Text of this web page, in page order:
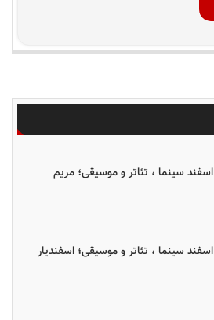
متولدین ۲۴ اسفند سینما ، تئاتر و موسیقی؛ مریم
متولدین ۲۴ اسفند سینما ، تئاتر و موسیقی؛ اسفندیار